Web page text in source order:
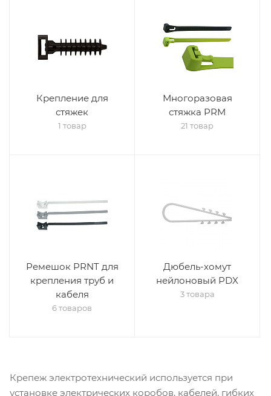
Крепление для
стяжек
1 товар
Многоразовая
стяжка PRM
21 товар
Ремешок PRNT для
крепления труб и
кабеля
6 товаров
Дюбель-хомут
нейлоновый PDX
3 товара
Крепеж электротехнический используется при
установке электрических коробов, кабелей, гибких